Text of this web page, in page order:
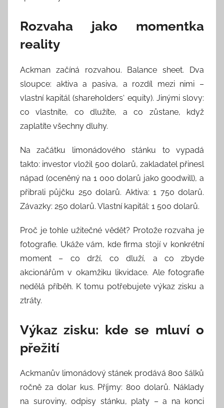
Rozvaha jako momentka
reality
Ackman začíná rozvahou. Balance sheet. Dva
sloupce: aktiva a pasiva, a rozdíl mezi nimi –
vlastní kapitál (shareholders‘ equity). Jinými slovy:
co vlastníte, co dlužíte, a co zůstane, když
zaplatíte všechny dluhy.
Na začátku limonádového stánku to vypadá
takto: investor vložil 500 dolarů, zakladatel přinesl
nápad (oceněný na 1 000 dolarů jako goodwill), a
přibrali půjčku 250 dolarů. Aktiva: 1 750 dolarů.
Závazky: 250 dolarů. Vlastní kapitál: 1 500 dolarů.
Proč je tohle užitečné vědět? Protože rozvaha je
fotografie. Ukáže vám, kde firma stojí v konkrétní
moment – co drží, co dluží, a co zbyde
akcionářům v okamžiku likvidace. Ale fotografie
nedělá příběh. K tomu potřebujete výkaz zisku a
ztráty.
Výkaz zisku: kde se mluví o
přežití
Ackmanův limonádový stánek prodává 800 šálků
ročně za dolar kus. Příjmy: 800 dolarů. Náklady
na suroviny, odpisy stánku, platy – a na konci